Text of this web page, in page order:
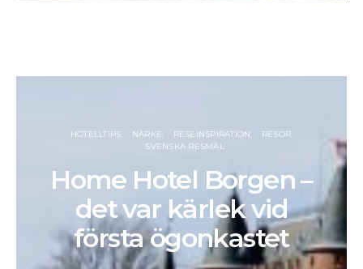
HOTELLTIPS NÄRKE RESEINSPIRATION
RESOR
SVENSKA RESMÅL
Home Hotel Borgen –
det var kärlek vid
första ögonkastet